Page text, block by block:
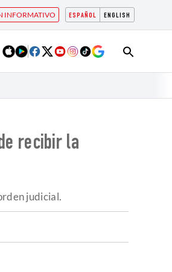
ESPAÑOL ENGLISH
INFORMATIVO
recibir la
judicial.